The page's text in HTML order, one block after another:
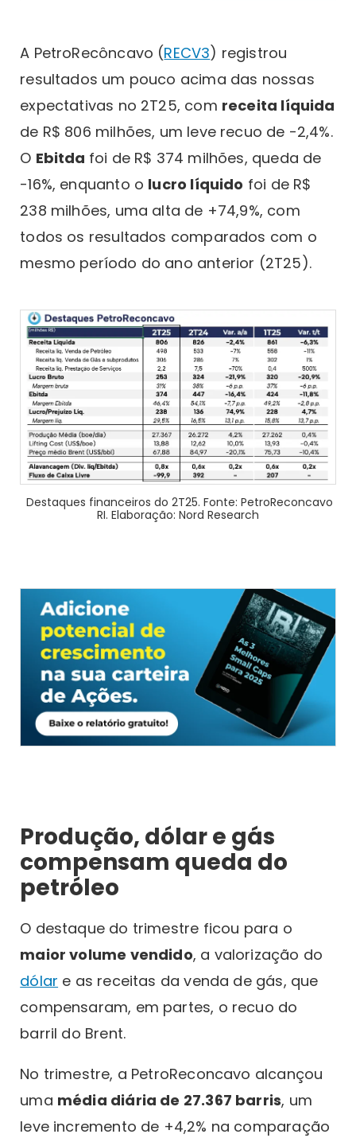
A PetroRecôncavo (RECV3) registrou
resultados um pouco acima das nossas
expectativas no 2T25, com receita líquida
de R$ 806 milhões, um leve recuo de -2,4%.
O Ebitda foi de R$ 374 milhões, queda de
-16%, enquanto o lucro líquido foi de R$
238 milhões, uma alta de +74,9%, com
todos os resultados comparados com o
mesmo período do ano anterior (2T25).
Destaques financeiros do 2T25. Fonte: PetroReconcavo
RI. Elaboração: Nord Research
Produção, dólar e gás
compensam queda do
petróleo
O destaque do trimestre ficou para o
maior volume vendido, a valorização do
dólar e as receitas da venda de gás, que
compensaram, em partes, o recuo do
barril do Brent.
No trimestre, a PetroReconcavo alcançou
uma média diária de 27.367 barris, um
leve incremento de +4,2% na comparação